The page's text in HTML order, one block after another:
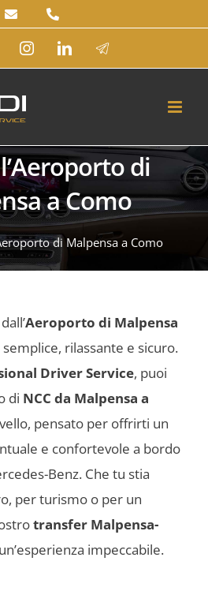
FacebookInstagramLinkedInTelegram
di
a Como
di Malpensa a Como
dall’Aeroporto di Malpensa
rilassante e sicuro.
Driver Service, puoi
di NCC da Malpensa a
pensato per offrirti un
e confortevole a bordo
Benz. Che tu stia
per turismo o per un
transfer Malpensa-
impeccabile.